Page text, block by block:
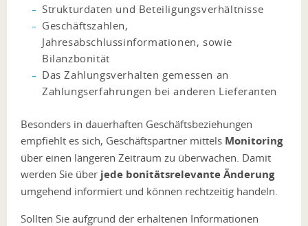
Strukturdaten und Beteiligungsverhältnisse
Geschäftszahlen,
Jahresabschlussinformationen, sowie
Bilanzbonität
Das Zahlungsverhalten gemessen an
Zahlungserfahrungen bei anderen Lieferanten
Besonders in dauerhaften Geschäftsbeziehungen
empfiehlt es sich, Geschäftspartner mittels Monitoring
über einen längeren Zeitraum zu überwachen. Damit
werden Sie über jede bonitätsrelevante Änderung
umgehend informiert und können rechtzeitig handeln.
Sollten Sie aufgrund der erhaltenen Informationen